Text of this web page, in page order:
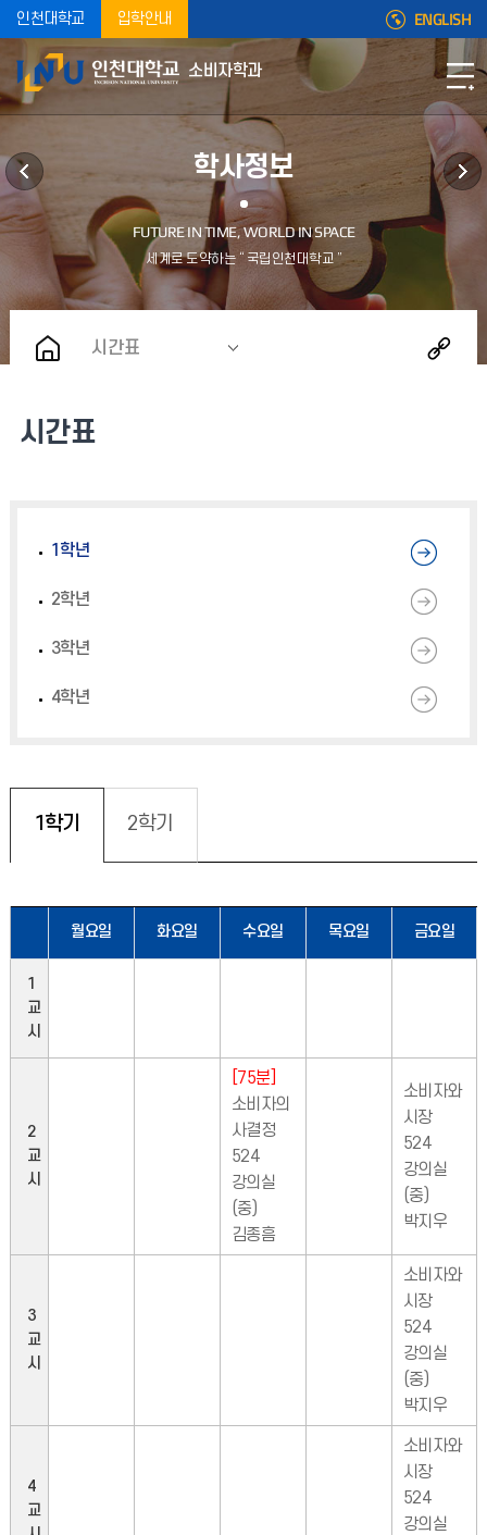
인천대학교 입학안내 ENGLISH
소비자학과
학사정보
시간표
시간표
1학년
2학년
3학년
4학년
1학기 2학기
월요일 화요일 수요일 목요일 금요일
1
교
시
2
교
시
[75분]
소비자의
사결정
524
강의실
(중)
김종흠
소비자와
시장
524
강의실
(중)
박지우
3
교
시
소비자와
시장
524
강의실
(중)
박지우
4
교
소비자와
시장
524
강의실